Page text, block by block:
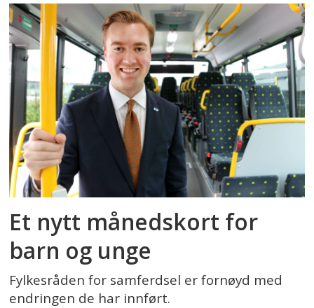
Et nytt månedskort for
barn og unge
Fylkesråden for samferdsel er fornøyd med
endringen de har innført.